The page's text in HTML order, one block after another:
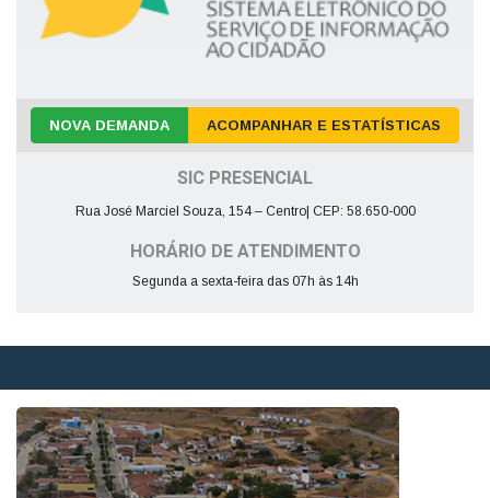
NOVA DEMANDA ACOMPANHAR E ESTATÍSTICAS
SIC PRESENCIAL
Rua José Marciel Souza, 154 – Centro| CEP: 58.650-000
HORÁRIO DE ATENDIMENTO
Segunda a sexta-feira das 07h às 14h